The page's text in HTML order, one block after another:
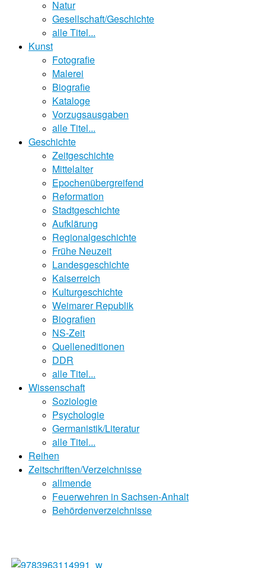
Natur
Gesellschaft/Geschichte
alle Titel...
Kunst
Fotografie
Malerei
Biografie
Kataloge
Vorzugsausgaben
alle Titel...
Geschichte
Zeitgeschichte
Mittelalter
Epochenübergreifend
Reformation
Stadtgeschichte
Aufklärung
Regionalgeschichte
Frühe Neuzeit
Landesgeschichte
Kaiserreich
Kulturgeschichte
Weimarer Republik
Biografien
NS-Zeit
Quelleneditionen
DDR
alle Titel...
Wissenschaft
Soziologie
Psychologie
Germanistik/Literatur
alle Titel...
Reihen
Zeitschriften/Verzeichnisse
allmende
Feuerwehren in Sachsen-Anhalt
Behördenverzeichnisse